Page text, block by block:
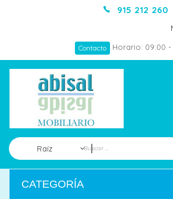
915 212 260
Contacto Horario: 09:00 -
Raíz
CATEGORÍA